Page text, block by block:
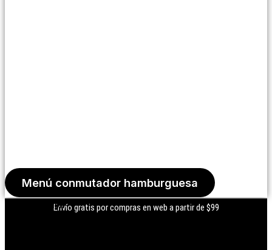
Menú conmutador hamburguesa
Envío gratis por compras en web a partir de $99
Iniciar Sesión